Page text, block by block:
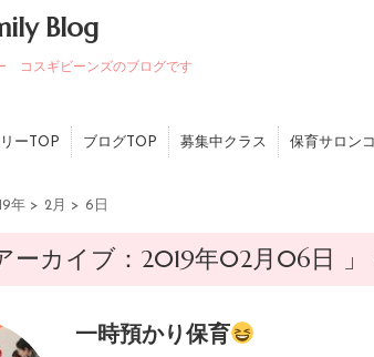
Blog
コスギビーンズのブログです
ーTOP ブログTOP 募集中クラス 保育サロン
年 > 2月 > 6日
ーカイブ：2019年02月06日 」
一時預かり保育